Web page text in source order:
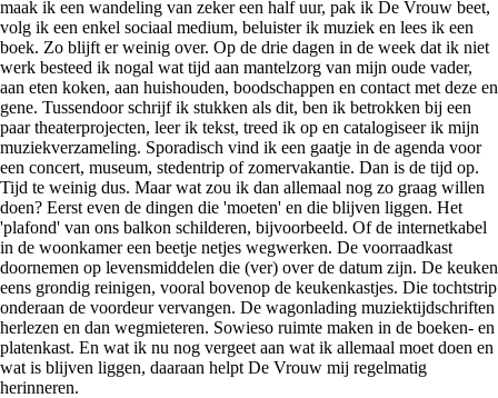
maak ik een wandeling van zeker een half uur, pak ik De Vrouw beet,
volg ik een enkel sociaal medium, beluister ik muziek en lees ik een
boek. Zo blijft er weinig over. Op de drie dagen in de week dat ik niet
werk besteed ik nogal wat tijd aan mantelzorg van mijn oude vader,
aan eten koken, aan huishouden, boodschappen en contact met deze en
gene. Tussendoor schrijf ik stukken als dit, ben ik betrokken bij een
paar theaterprojecten, leer ik tekst, treed ik op en catalogiseer ik mijn
muziekverzameling. Sporadisch vind ik een gaatje in de agenda voor
een concert, museum, stedentrip of zomervakantie. Dan is de tijd op.
Tijd te weinig dus. Maar wat zou ik dan allemaal nog zo graag willen
doen? Eerst even de dingen die 'moeten' en die blijven liggen. Het
'plafond' van ons balkon schilderen, bijvoorbeeld. Of de internetkabel
in de woonkamer een beetje netjes wegwerken. De voorraadkast
doornemen op levensmiddelen die (ver) over de datum zijn. De keuken
eens grondig reinigen, vooral bovenop de keukenkastjes. Die tochtstrip
onderaan de voordeur vervangen. De wagonlading muziektijdschriften
herlezen en dan wegmieteren. Sowieso ruimte maken in de boeken- en
platenkast. En wat ik nu nog vergeet aan wat ik allemaal moet doen en
wat is blijven liggen, daaraan helpt De Vrouw mij regelmatig
herinneren.